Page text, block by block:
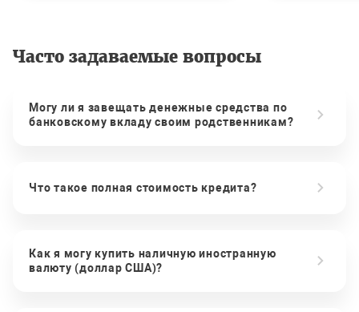
Часто задаваемые вопросы
Могу ли я завещать денежные средства по
банковскому вкладу своим родственникам?
Что такое полная стоимость кредита?
Как я могу купить наличную иностранную
валюту (доллар США)?